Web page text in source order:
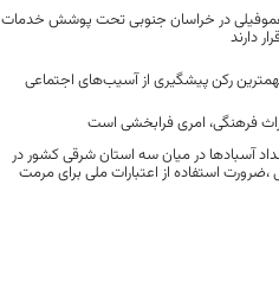
هموفیلی در خراسان جنوبی تحت پوشش خدمات
دارند
رکن پیشگیری از آسیب‌های اجتماعی
فرهنگی، امری فرابخشی است
آسبادها در میان سه استان شرقی کشور در
استفاده از اعتبارات ملی برای مرمت